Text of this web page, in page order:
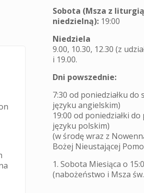
Sobota (Msza z liturgią
niedzielną): 19:00
Niedziela
9.00, 10.30, 12.30 (z
i 19.00.
Dni powszednie:
7:30 od poniedziałku do
języku angielskim)
19:00 od poniedziałki
języku polskim)
(w środę wraz z
Bożej Nieustającej
1. Sobota Miesiąca o
(nabożeństwo i Msza